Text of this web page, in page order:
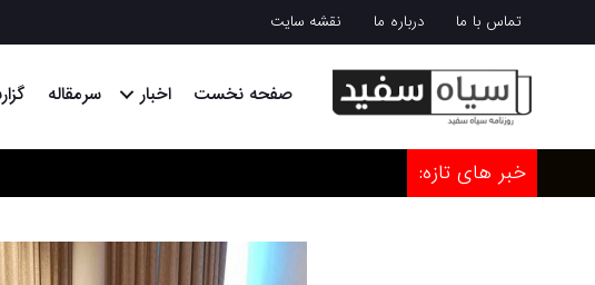
تماس با ما درباره ما نقشه سایت
صفحه نخست اخبار سرمقاله
خبر های تازه: